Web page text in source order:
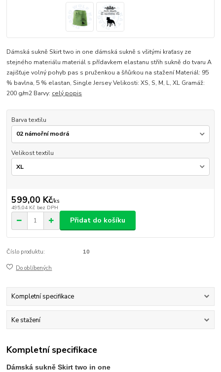
Dámská sukně Skirt two in one dámská sukně s všitými kraťasy ze
stejného materiálu materiál s přídavkem elastanu střih sukně do tvaru A
zajišťuje volný pohyb pas s pruženkou a šňůrkou na stažení Materiál: 95
% bavlna, 5 % elastan, Single Jersey Velikosti: XS, S, M, L, XL Gramáž:
200 g/m2 Barvy: celý popis
Barva textilu
Velikost textilu
599,00 Kč/ks
495,04 Kč bez DPH
Přidat do košíku
Číslo produktu: 10
Do oblíbených
Kompletní specifikace
Ke stažení
Kompletní specifikace
Dámská sukně Skirt two in one